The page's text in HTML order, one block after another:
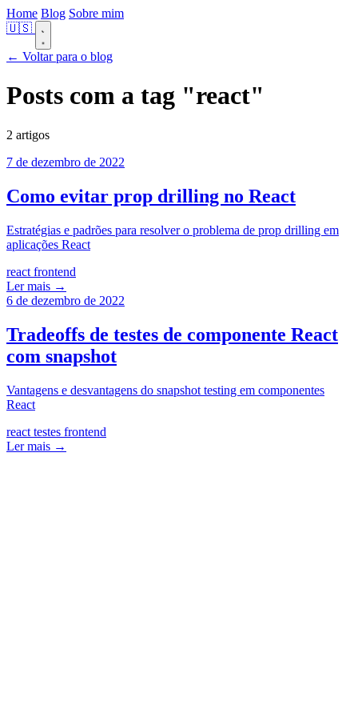
Home Blog Sobre mim
🇺🇸
← Voltar para o blog
Posts com a tag "react"
2 artigos
7 de dezembro de 2022
Como evitar prop drilling no React
Estratégias e padrões para resolver o problema de prop drilling em
aplicações React
react frontend
Ler mais →
6 de dezembro de 2022
Tradeoffs de testes de componente React
com snapshot
Vantagens e desvantagens do snapshot testing em componentes
React
react testes frontend
Ler mais →